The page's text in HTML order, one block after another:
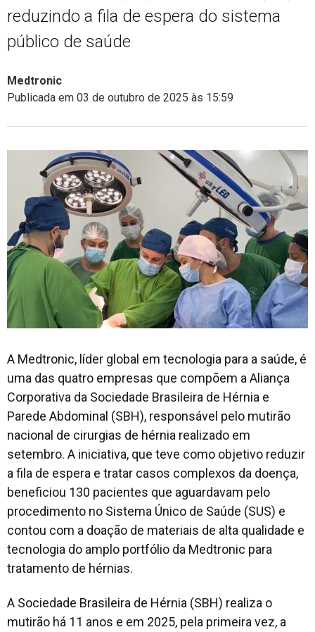
reduzindo a fila de espera do sistema
público de saúde
Medtronic
Publicada em 03 de outubro de 2025 às 15:59
A Medtronic, líder global em tecnologia para a saúde, é
uma das quatro empresas que compõem a Aliança
Corporativa da Sociedade Brasileira de Hérnia e
Parede Abdominal (SBH), responsável pelo mutirão
nacional de cirurgias de hérnia realizado em
setembro. A iniciativa, que teve como objetivo reduzir
a fila de espera e tratar casos complexos da doença,
beneficiou 130 pacientes que aguardavam pelo
procedimento no Sistema Único de Saúde (SUS) e
contou com a doação de materiais de alta qualidade e
tecnologia do amplo portfólio da Medtronic para
tratamento de hérnias.
A Sociedade Brasileira de Hérnia (SBH) realiza o
mutirão há 11 anos e em 2025, pela primeira vez, a